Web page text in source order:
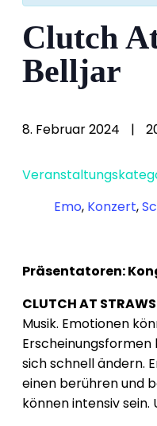
Clutch
Belljar
8. Februar 2024 |
Emo, Konzert,
Präsentatoren:
CLUTCH AT
Musik. Emotionen
sich schnell ändern.
einen berühren und
können intensiv sein.